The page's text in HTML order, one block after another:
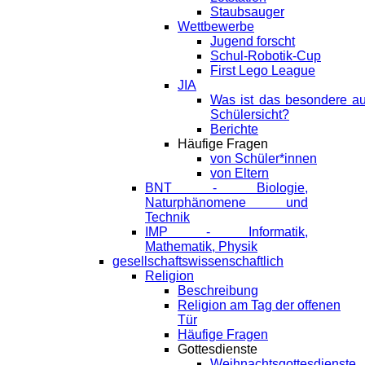
Staubsauger
Wettbewerbe
Jugend forscht
Schul-Robotik-Cup
First Lego League
JIA
Was ist das besondere
Schülersicht?
Berichte
Häufige Fragen
von Schüler*innen
von Eltern
BNT - Biologie,
Naturphänomene und
Technik
IMP - Informatik,
Mathematik, Physik
gesellschaftswissenschaftlich
Religion
Beschreibung
Religion am Tag der offenen
Tür
Häufige Fragen
Gottesdienste